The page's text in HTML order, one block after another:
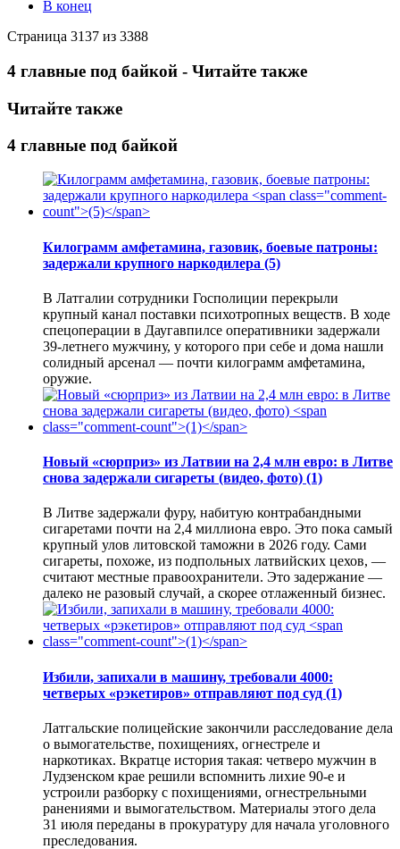
В конец
Страница 3137 из 3388
4 главные под байкой - Читайте также
Читайте также
4 главные под байкой
Килограмм амфетамина, газовик, боевые патроны:
задержали крупного наркодилера (5)
В Латгалии сотрудники Госполиции перекрыли
крупный канал поставки психотропных веществ. В ходе
спецоперации в Даугавпилсе оперативники задержали
39-летнего мужчину, у которого при себе и дома нашли
солидный арсенал — почти килограмм амфетамина,
оружие.
Новый «сюрприз» из Латвии на 2,4 млн евро: в Литве
снова задержали сигареты (видео, фото) (1)
В Литве задержали фуру, набитую контрабандными
сигаретами почти на 2,4 миллиона евро. Это пока самый
крупный улов литовской таможни в 2026 году. Сами
сигареты, похоже, из подпольных латвийских цехов, —
считают местные правоохранители. Это задержание —
далеко не разовый случай, а скорее отлаженный бизнес.
Избили, запихали в машину, требовали 4000:
четверых «рэкетиров» отправляют под суд (1)
Латгальские полицейские закончили расследование дела
о вымогательстве, похищениях, огнестреле и
наркотиках. Вкратце история такая: четверо мужчин в
Лудзенском крае решили вспомнить лихие 90-е и
устроили разборку с похищениями, огнестрельными
ранениями и вымогательством. Материалы этого дела
31 июля переданы в прокуратуру для начала уголовного
преследования.